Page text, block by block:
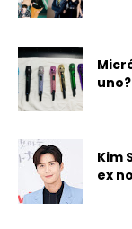
uno?
Kim
ex